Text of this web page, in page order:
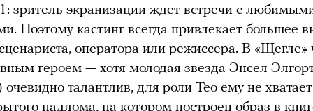
зритель экранизации ждет встречи с
Поэтому кастинг всегда привлекает большее
оператора или режиссера. В «Щегле»
героем — хотя молодая звезда Энсел
очевидно талантлив, для роли Тео ему не
надлома, на котором построен образ в